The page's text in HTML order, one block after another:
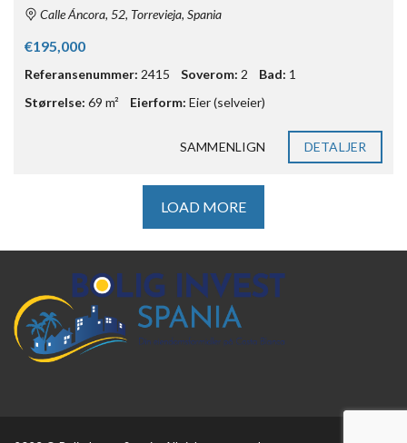
Calle Áncora, 52, Torrevieja, Spania
€195,000
Referansenummer: 2415 Soverom: 2 Bad: 1
Størrelse: 69 m² Eierform: Eier (selveier)
SAMMENLIGN DETALJER
LOAD MORE